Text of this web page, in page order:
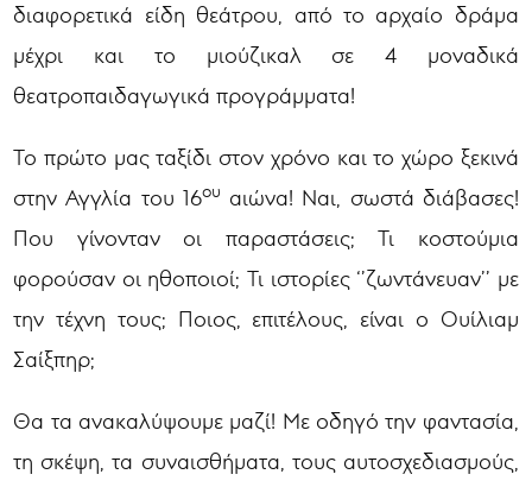
διαφορετικά είδη θεάτρου, από το αρχαίο δράμα
μέχρι και το μιούζικαλ σε 4 μοναδικά
θεατροπαιδαγωγικά προγράμματα!
Το πρώτο μας ταξίδι στον χρόνο και το χώρο ξεκινά
στην Αγγλία του 16ου αιώνα! Ναι, σωστά διάβασες!
Που γίνονταν οι παραστάσεις; Τι κοστούμια
φορούσαν οι ηθοποιοί; Τι ιστορίες ‘’ζωντάνευαν’’ με
την τέχνη τους; Ποιος, επιτέλους, είναι ο Ουίλιαμ
Σαίξπηρ;
Θα τα ανακαλύψουμε μαζί! Με οδηγό την φαντασία,
τη σκέψη, τα συναισθήματα, τους αυτοσχεδιασμούς,